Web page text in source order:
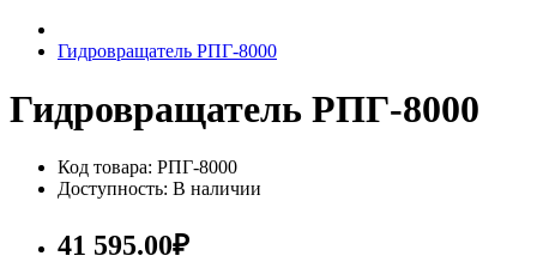
Гидровращатель РПГ-8000
Гидровращатель РПГ-8000
Код товара: РПГ-8000
Доступность: В наличии
41 595.00₽